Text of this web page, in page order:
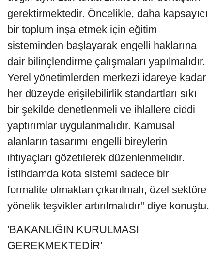
gerektirmektedir. Öncelikle, daha kapsayıcı
bir toplum inşa etmek için eğitim
sisteminden başlayarak engelli haklarına
dair bilinçlendirme çalışmaları yapılmalıdır.
Yerel yönetimlerden merkezi idareye kadar
her düzeyde erişilebilirlik standartları sıkı
bir şekilde denetlenmeli ve ihlallere ciddi
yaptırımlar uygulanmalıdır. Kamusal
alanların tasarımı engelli bireylerin
ihtiyaçları gözetilerek düzenlenmelidir.
İstihdamda kota sistemi sadece bir
formalite olmaktan çıkarılmalı, özel sektöre
yönelik teşvikler artırılmalıdır" diye konuştu.
'BAKANLIĞIN KURULMASI
GEREKMEKTEDİR'